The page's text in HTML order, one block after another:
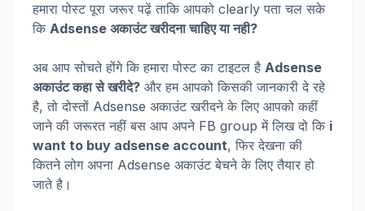
हमारा पोस्ट पूरा जरूर पढ़ें ताकि आपको clearly पता चल सके
कि Adsense अकाउंट खरीदना चाहिए या नही?
अब आप सोचते होंगे कि हमारा पोस्ट का टाइटल है Adsense
अकाउंट कहा से खरीदे? और हम आपको किसकी जानकारी दे रहे
है, तो दोस्तों Adsense अकाउंट खरीदने के लिए आपको कहीं
जाने की जरूरत नहीं बस आप अपने FB group में लिख दो कि i
want to buy adsense account, फिर देखना की
कितने लोग अपना Adsense अकाउंट बेचने के लिए तैयार हो
जाते है।